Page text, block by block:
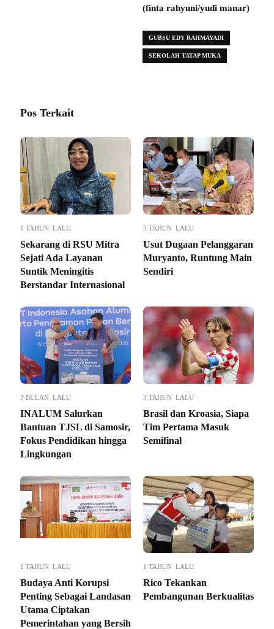
(finta rahyuni/yudi manar)
GUBSU EDY RAHMAYADI
SEKOLAH TATAP MUKA
Pos Terkait
1 TAHUN LALU
Sekarang di RSU Mitra
Sejati Ada Layanan
Suntik Meningitis
Berstandar Internasional
5 TAHUN LALU
Usut Dugaan Pelanggaran
Muryanto, Runtung Main
Sendiri
3 BULAN LALU
INALUM Salurkan
Bantuan TJSL di Samosir,
Fokus Pendidikan hingga
Lingkungan
3 TAHUN LALU
Brasil dan Kroasia, Siapa
Tim Pertama Masuk
Semifinal
1 TAHUN LALU
Budaya Anti Korupsi
Penting Sebagai Landasan
Utama Ciptakan
Pemerintahan yang Bersih
1 TAHUN LALU
Rico Tekankan
Pembangunan Berkualitas